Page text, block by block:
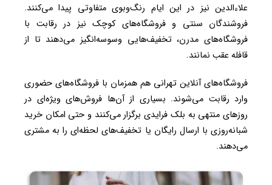
علاءالدین نیز در این ایام رنگ‌وبوی متفاوتی پیدا می‌کنند.
فروشندگان سنتی و فروشگاه‌های کوچک نیز در رقابت با
فروشگاه‌های مدرن، تخفیف‌هایی وسوسه‌انگیز می‌دهند تا از
قافله عقب نمانند.
فروشگاه‌های آنلاین تهرانی هم همزمان با فروشگاه‌های حضوری
وارد رقابت می‌شوند. بسیاری از آن‌ها فروش‌های ویژه‌ای در
روزهای منتهی به بلک فرایدی برگزار می‌کنند و حتی امکان خرید
شبانه‌روزی با ارسال رایگان یا تخفیف‌های لحظه‌ای را به مشتری
می‌دهند.